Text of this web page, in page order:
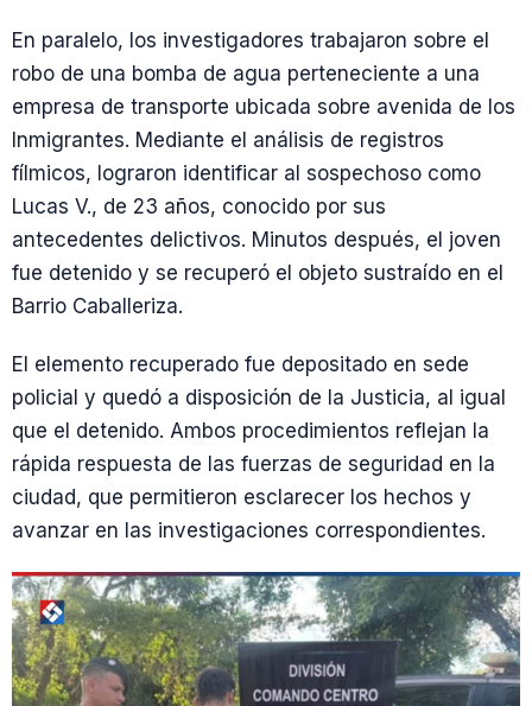
En paralelo, los investigadores trabajaron sobre el
robo de una bomba de agua perteneciente a una
empresa de transporte ubicada sobre avenida de los
Inmigrantes. Mediante el análisis de registros
fílmicos, lograron identificar al sospechoso como
Lucas V., de 23 años, conocido por sus
antecedentes delictivos. Minutos después, el joven
fue detenido y se recuperó el objeto sustraído en el
Barrio Caballeriza.
El elemento recuperado fue depositado en sede
policial y quedó a disposición de la Justicia, al igual
que el detenido. Ambos procedimientos reflejan la
rápida respuesta de las fuerzas de seguridad en la
ciudad, que permitieron esclarecer los hechos y
avanzar en las investigaciones correspondientes.